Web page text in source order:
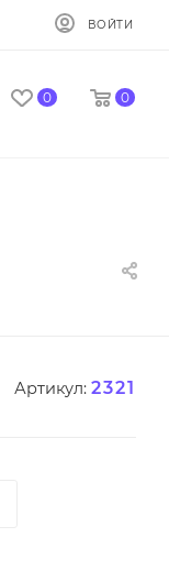
ВОЙТИ
0 0
Артикул: 2321